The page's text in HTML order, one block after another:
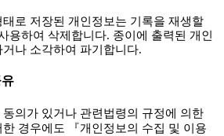
태로 저장된 개인정보는 기록을 재생할
용하여 삭제합니다. 종이에 출력된 개인
나 소각하여 파기합니다.
의가 있거나 관련법령의 규정에 의한
경우에도 『개인정보의 수집 및 이용